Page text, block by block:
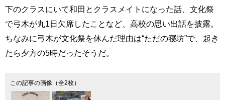
下のクラスにいて和田とクラスメイトになった話、文化祭
で弓木が丸1日欠席したことなど、高校の思い出話を披露。
ちなみに弓木が文化祭を休んだ理由は“ただの寝坊”で、起き
たら夕方の5時だったそうだ。
この記事の画像（全2枚）